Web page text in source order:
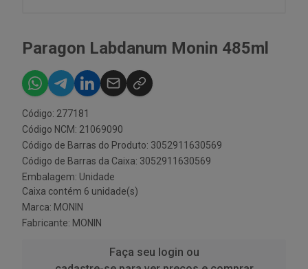
Paragon Labdanum Monin 485ml
Código: 277181
Código NCM: 21069090
Código de Barras do Produto: 3052911630569
Código de Barras da Caixa: 3052911630569
Embalagem: Unidade
Caixa contém 6 unidade(s)
Marca: MONIN
Fabricante: MONIN
Faça seu login ou